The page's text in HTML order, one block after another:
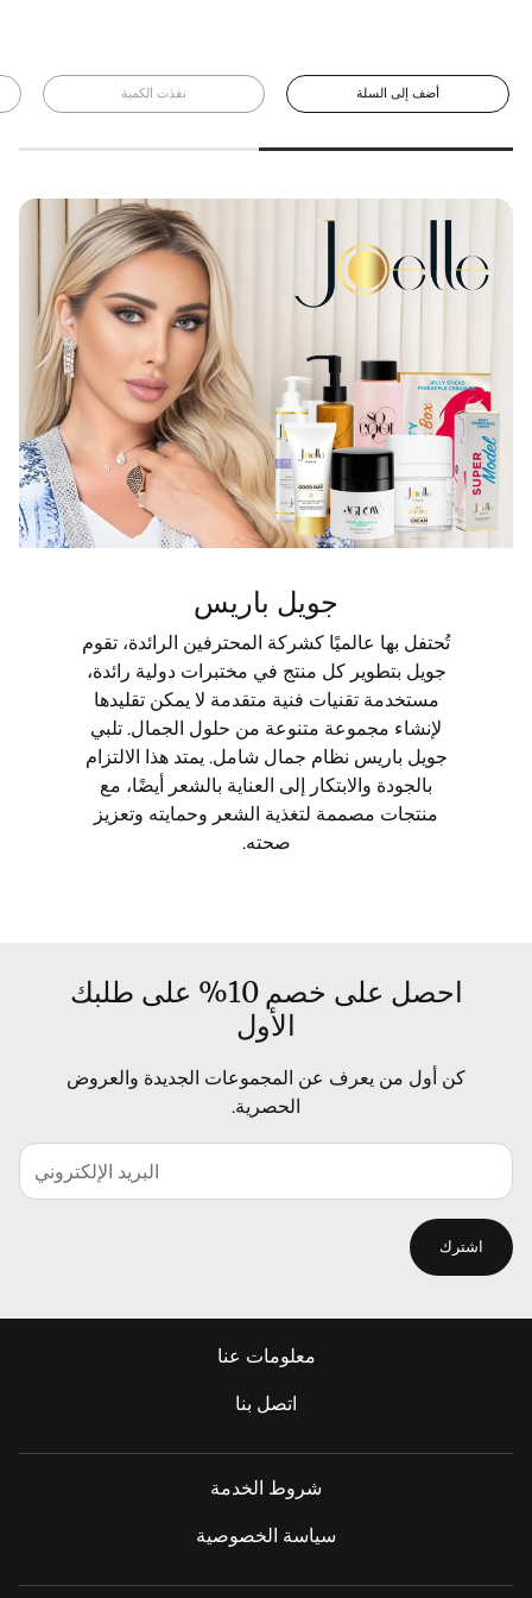
أضف إلى السلة نفذت الكمية
جويل باريس
تُحتفل بها عالميًا كشركة المحترفين الرائدة، تقوم
جويل بتطوير كل منتج في مختبرات دولية رائدة،
مستخدمة تقنيات فنية متقدمة لا يمكن تقليدها
لإنشاء مجموعة متنوعة من حلول الجمال. تلبي
جويل باريس نظام جمال شامل. يمتد هذا الالتزام
بالجودة والابتكار إلى العناية بالشعر أيضًا، مع
منتجات مصممة لتغذية الشعر وحمايته وتعزيز
صحته.
احصل على خصم 10% على طلبك
الأول
كن أول من يعرف عن المجموعات الجديدة والعروض
الحصرية.
اشترك
معلومات عنا
اتصل بنا
شروط الخدمة
سياسة الخصوصية